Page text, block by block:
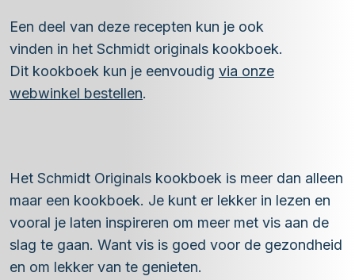
Een deel van deze recepten kun je ook
vinden in het Schmidt originals kookboek.
Dit kookboek kun je eenvoudig via onze
webwinkel bestellen.
Het Schmidt Originals kookboek is meer dan alleen
maar een kookboek. Je kunt er lekker in lezen en
vooral je laten inspireren om meer met vis aan de
slag te gaan. Want vis is goed voor de gezondheid
en om lekker van te genieten.